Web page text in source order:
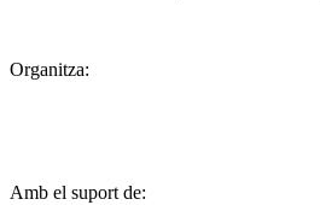
Organitza:
Amb el suport de: